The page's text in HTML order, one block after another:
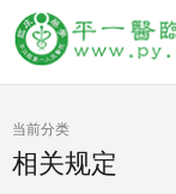
当前分类
相关规定